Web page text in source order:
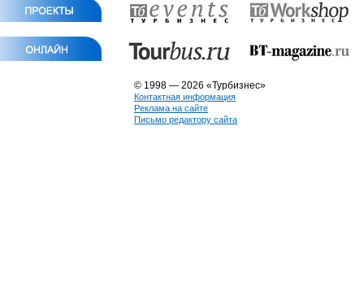
© 1998 — 2026 «Турбизнес»
Контактная информация
Реклама на сайте
Письмо редактору сайта